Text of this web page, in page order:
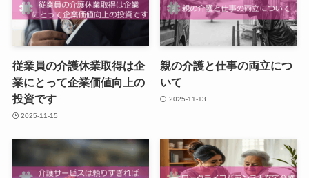
従業員の介護休業取得は企
業にとって企業価値向上の
投資です
2025-11-15
親の介護と仕事の両立につ
いて
2025-11-13